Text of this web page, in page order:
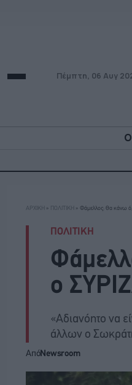
Πέμπτη, 06 Αυγ
ΑΡΧΙΚΗ » ΠΟΛΙΤΙΚΗ » Φάμελλος: Θα κάνω
ΠΟΛΙΤΙΚΗ
ο
«Αδιανόητο να
άλλων ο
ΑπόNewsroom